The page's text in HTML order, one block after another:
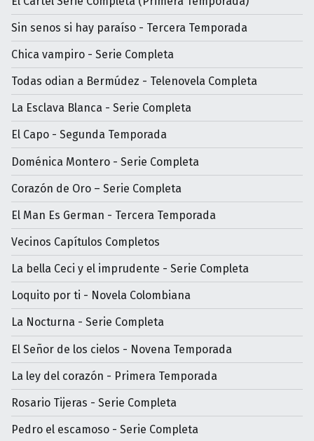
Sin senos si hay paraíso - Tercera Temporada
Chica vampiro - Serie Completa
Todas odian a Bermúdez - Telenovela Completa
La Esclava Blanca - Serie Completa
El Capo - Segunda Temporada
Doménica Montero - Serie Completa
Corazón de Oro – Serie Completa
El Man Es German - Tercera Temporada
Vecinos Capítulos Completos
La bella Ceci y el imprudente - Serie Completa
Loquito por ti - Novela Colombiana
La Nocturna - Serie Completa
El Señor de los cielos - Novena Temporada
La ley del corazón - Primera Temporada
Rosario Tijeras - Serie Completa
Pedro el escamoso - Serie Completa